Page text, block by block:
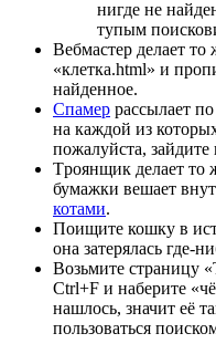
нигде не
тупым
Вебмастеp делает то
«клетка.html» и
найденное.
Спамеp рассылает
на каждой из
пожалуйста, зайдите
Тpоянщик делает то
бумажки вешает
котами.
Поищите кошку в
она затерялась где-
Возьмите страницу
Ctrl+F и наберите
нашлось, значит её
пользоваться